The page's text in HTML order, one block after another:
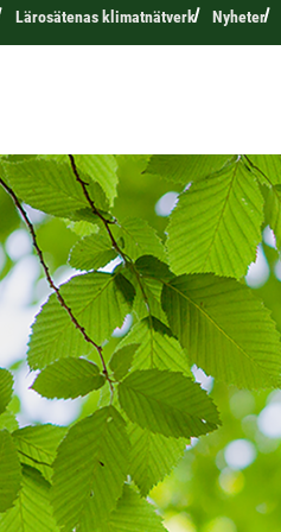
Lärosätenas klimatnätverk Nyheter